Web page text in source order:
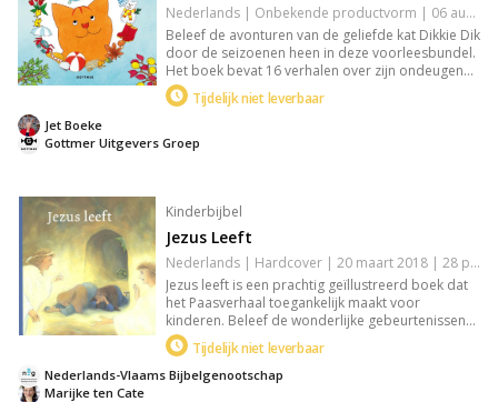
Nederlands | Onbekende productvorm | 06 augustus 2018 | 104 pagina's | 9789025769468
Beleef de avonturen van de geliefde kat Dikkie Dik
door de seizoenen heen in deze voorleesbundel.
Het boek bevat 16 verhalen over zijn ondeugende
escapades, vergezeld door een gratis dvd met
extra animaties. Perfect lees- en kijkplezier voor
verhalen die jonge lezers aanspreken.
Tijdelijk niet leverbaar
Gottmer Uitgevers Groep
Jet Boeke
Kinderbijbel
Jezus Leeft
Nederlands | Hardcover | 20 maart 2018 | 28 pagina's | 9789089120625
Jezus leeft is een prachtig geïllustreerd boek dat
het Paasverhaal toegankelijk maakt voor
kinderen. Beleef de wonderlijke gebeurtenissen
rondom de opstanding van Jezus en ontdek de
hoop en vreugde die Pasen brengt. Ideaal voor
jonge lezers, een visueel aantrekkelijke en
Tijdelijk niet leverbaar
Marijke ten Cate
Nederlands-Vlaams Bijbelgenootschap